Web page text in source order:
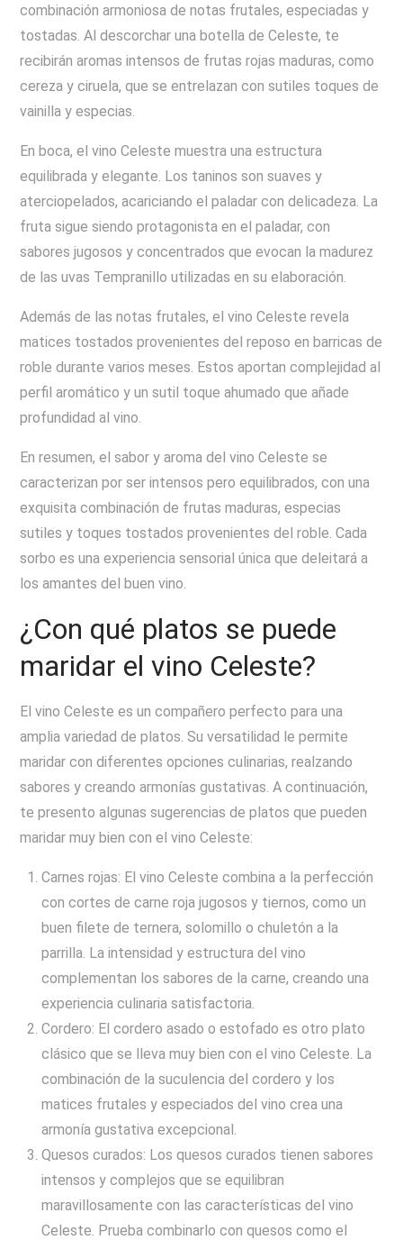
combinación armoniosa de notas frutales, especiadas y
tostadas. Al descorchar una botella de Celeste, te
recibirán aromas intensos de frutas rojas maduras, como
cereza y ciruela, que se entrelazan con sutiles toques de
vainilla y especias.
En boca, el vino Celeste muestra una estructura
equilibrada y elegante. Los taninos son suaves y
aterciopelados, acariciando el paladar con delicadeza. La
fruta sigue siendo protagonista en el paladar, con
sabores jugosos y concentrados que evocan la madurez
de las uvas Tempranillo utilizadas en su elaboración.
Además de las notas frutales, el vino Celeste revela
matices tostados provenientes del reposo en barricas de
roble durante varios meses. Estos aportan complejidad al
perfil aromático y un sutil toque ahumado que añade
profundidad al vino.
En resumen, el sabor y aroma del vino Celeste se
caracterizan por ser intensos pero equilibrados, con una
exquisita combinación de frutas maduras, especias
sutiles y toques tostados provenientes del roble. Cada
sorbo es una experiencia sensorial única que deleitará a
los amantes del buen vino.
¿Con qué platos se puede
maridar el vino Celeste?
El vino Celeste es un compañero perfecto para una
amplia variedad de platos. Su versatilidad le permite
maridar con diferentes opciones culinarias, realzando
sabores y creando armonías gustativas. A continuación,
te presento algunas sugerencias de platos que pueden
maridar muy bien con el vino Celeste:
Carnes rojas: El vino Celeste combina a la perfección
con cortes de carne roja jugosos y tiernos, como un
buen filete de ternera, solomillo o chuletón a la
parrilla. La intensidad y estructura del vino
complementan los sabores de la carne, creando una
experiencia culinaria satisfactoria.
Cordero: El cordero asado o estofado es otro plato
clásico que se lleva muy bien con el vino Celeste. La
combinación de la suculencia del cordero y los
matices frutales y especiados del vino crea una
armonía gustativa excepcional.
Quesos curados: Los quesos curados tienen sabores
intensos y complejos que se equilibran
maravillosamente con las características del vino
Celeste. Prueba combinarlo con quesos como el